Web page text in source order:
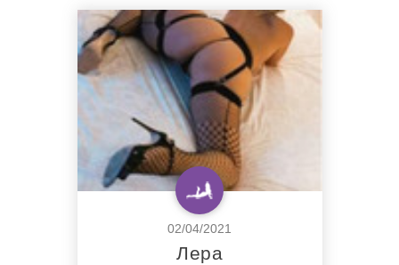
ВСЕГДА ГОТОВА С ВАМИ
ПОШАЛИТЬ!!!!!!!!!!!
ПРИГЛАШАЮ В ГОСТИ
ПОРЯДОЧНОГО
ДЖЕНТЕЛЬМЕНА
РАССЛАБИТЬСЯ ДУШОЙ
И ТЕЛОМ))!!! ВСТРЕЧА
НА МОЕЙ
ТЕРРИТОРИИ... К
САЛОНАМ ОТНОШЕНИЯ
...
02/04/2021
Лера